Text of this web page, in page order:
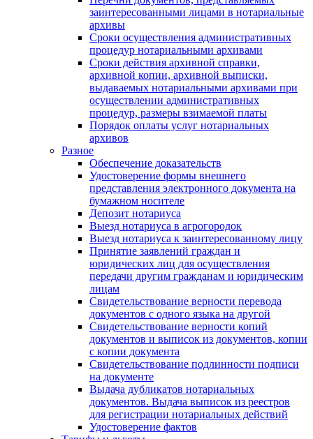
заинтересованными лицами в нотариальные
архивы
Сроки осуществления административных
процедур нотариальными архивами
Сроки действия архивной справки,
архивной копии, архивной выписки,
выдаваемых нотариальными архивами при
осуществлении административных
процедур, размеры взимаемой платы
Порядок оплаты услуг нотариальных
архивов
Разное
Обеспечение доказательств
Удостоверение формы внешнего
представления электронного документа на
бумажном носителе
Депозит нотариуса
Выезд нотариуса в агрогородок
Выезд нотариуса к заинтересованному лицу
Принятие заявлений граждан и
юридических лиц для осуществления
передачи другим гражданам и юридическим
лицам
Свидетельствование верности перевода
документов с одного языка на другой
Свидетельствование верности копий
документов и выписок из документов, копии
с копии документа
Свидетельствование подлинности подписи
на документе
Выдача дубликатов нотариальных
документов. Выдача выписок из реестров
для регистрации нотариальных действий
Удостоверение фактов